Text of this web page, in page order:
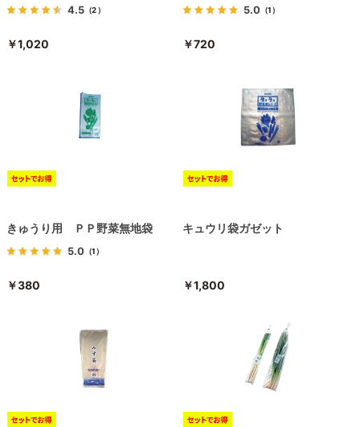
4.5（2）
￥1,020
5.0 （1）
￥720
きゅうり用 ＰＰ野菜無地袋
5.0 （1）
￥380
キュウリ袋ガゼット
￥1,800